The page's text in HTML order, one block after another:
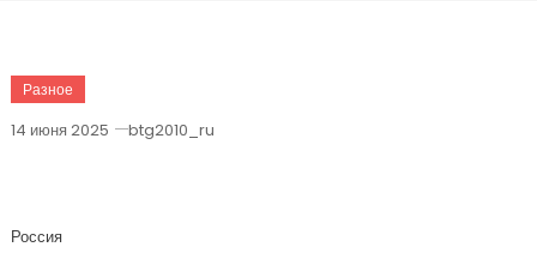
Разное
14 июня 2025 btg2010_ru
Россия